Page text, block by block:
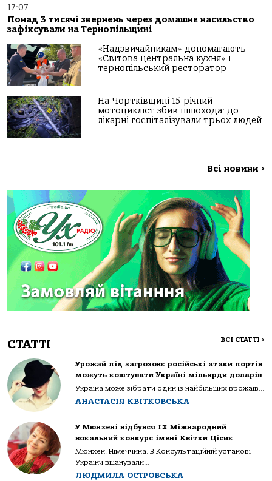
17:07
Понад 3 тисячі звернень через домашнє насильство
зафіксували на Тернопільщині
«Надзвичайникам» допомагають
«Світова центральна кухня» і
тернопільський ресторатор
На Чортківщині 15-річний
мотоцикліст збив пішохода: до
лікарні госпіталізували трьох людей
Всі новини >
СТАТТІ ВСІ СТАТТІ >
Урожай під загрозою: російські атаки портів
можуть коштувати Україні мільярди доларів
Україна може зібрати один із найбільших врожаїв...
АНАСТАСІЯ КВІТКОВСЬКА
У Мюнхені відбувся IX Міжнародний
вокальний конкурс імені Квітки Цісик
Мюнхен. Німеччина. В Консультаційній установі
України вшанували...
ЛЮДМИЛА ОСТРОВСЬКА